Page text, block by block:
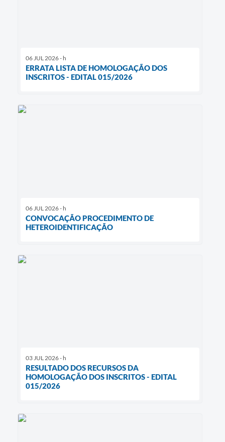
06 JUL 2026 - h
ERRATA LISTA DE HOMOLOGAÇÃO DOS
INSCRITOS - EDITAL 015/2026
06 JUL 2026 - h
CONVOCAÇÃO PROCEDIMENTO DE
HETEROIDENTIFICAÇÃO
03 JUL 2026 - h
RESULTADO DOS RECURSOS DA
HOMOLOGAÇÃO DOS INSCRITOS - EDITAL
015/2026